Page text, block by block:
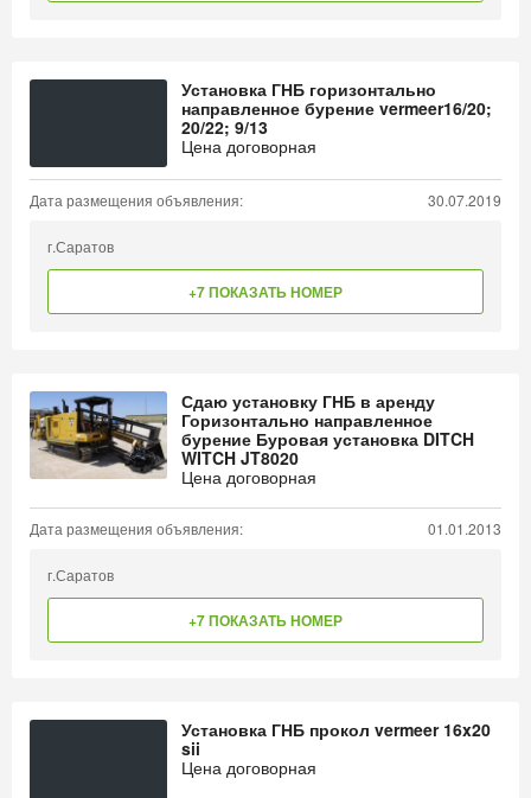
Установка ГНБ горизонтально
направленное бурение vermeer16/20;
20/22; 9/13
Цена договорная
Дата размещения объявления: 30.07.2019
г.Саратов
+7 ПОКАЗАТЬ НОМЕР
Сдаю установку ГНБ в аренду
Горизонтально направленное
бурение Буровая установка DITCH
WITCH JT8020
Цена договорная
Дата размещения объявления: 01.01.2013
г.Саратов
+7 ПОКАЗАТЬ НОМЕР
Установка ГНБ прокол vermeer 16x20
sii
Цена договорная